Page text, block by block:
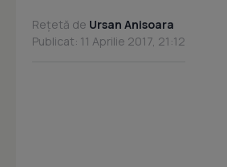
Rețetă de Ursan Anisoara
Publicat: 11 Aprilie 2017, 21:12